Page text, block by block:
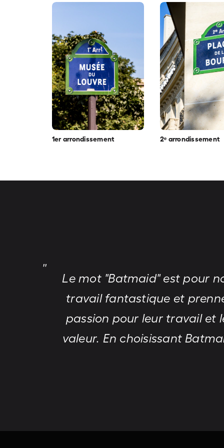
1er arrondissement 2ᵉ arrondissement
Le mot "Batmaid" est pour
travail fantastique et
passion pour leur travail et
valeur. En choisissant